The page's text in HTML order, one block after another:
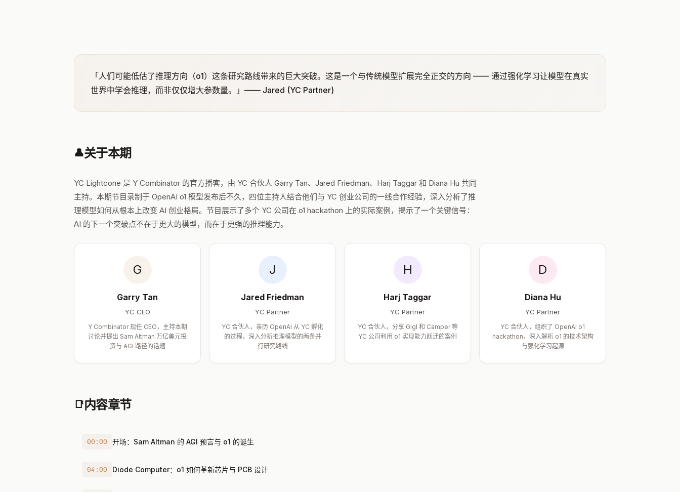
「人们可能低估了推理方向（o1）这条研究路线带来的巨大突破。这是一个与传统模型扩展完全正交的方向 —— 通过强化学习让模型在真实
世界中学会推理，而非仅仅增大参数量。」—— Jared (YC Partner)
👤关于本期
YC Lightcone 是 Y Combinator 的官方播客，由 YC 合伙人 Garry Tan、Jared Friedman、Harj Taggar 和 Diana Hu 共同
主持。本期节目录制于 OpenAI o1 模型发布后不久，四位主持人结合他们与 YC 创业公司的一线合作经验，深入分析了推
理模型如何从根本上改变 AI 创业格局。节目展示了多个 YC 公司在 o1 hackathon 上的实际案例，揭示了一个关键信号：
AI 的下一个突破点不在于更大的模型，而在于更强的推理能力。
G
Garry Tan
YC CEO
Y Combinator 现任 CEO，主持本期
讨论并提出 Sam Altman 万亿美元投
资与 AGI 路径的话题
J
Jared Friedman
YC Partner
YC 合伙人，亲历 OpenAI 从 YC 孵化
的过程，深入分析推理模型的两条并
行研究路线
H
Harj Taggar
YC Partner
YC 合伙人，分享 Gigl 和 Camper 等
YC 公司利用 o1 实现能力跃迁的案例
D
Diana Hu
YC Partner
YC 合伙人，组织了 OpenAI o1
hackathon，深入解析 o1 的技术架构
与强化学习起源
📑内容章节
00:00 开场：Sam Altman 的 AGI 预言与 o1 的诞生
04:00 Diode Computer：o1 如何革新芯片与 PCB 设计